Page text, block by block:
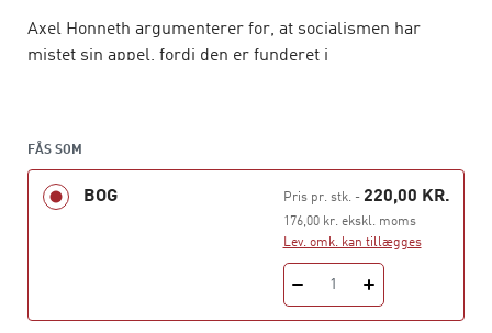
Axel Honneth argumenterer for, at socialismen har
mistet sin appel, fordi den er funderet i
genoplive dens grundlæggende ambition: at skabe et
økonomisk system, der er foreneligt med solidaritet og
FÅS SOM
BOG Pris pr. stk.- 220,00 KR.
176,00 kr. ekskl. moms
Lev. omk. kan tillægges
1